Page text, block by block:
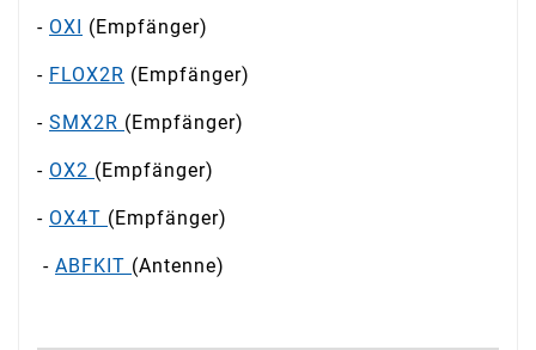
- OXI (Empfänger)
- FLOX2R (Empfänger)
- SMX2R (Empfänger)
- OX2 (Empfänger)
- OX4T (Empfänger)
- ABFKIT (Antenne)